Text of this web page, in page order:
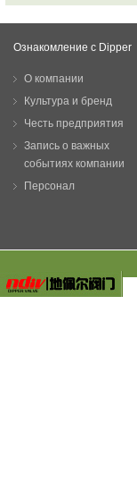
Ознакомление с Dipper
О компании
Культура и бренд
Честь предприятия
Запись о важных
событиях компании
Персонал